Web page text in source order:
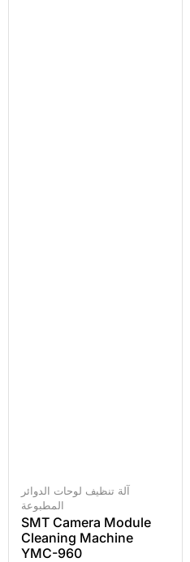
آلة تنظيف لوحات الدوائر
المطبوعة
SMT Camera Module
Cleaning Machine
YMC-960